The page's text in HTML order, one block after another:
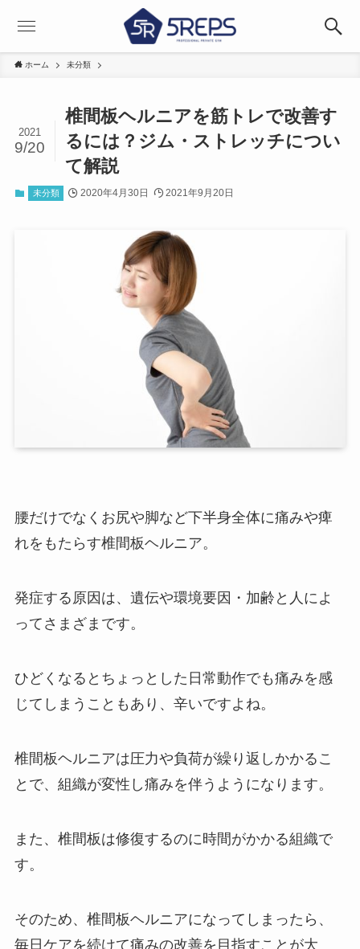
ホーム 未分類
椎間板ヘルニアを筋トレで改善す
るには？ジム・ストレッチについ
て解説
2021
9/20
未分類 2020年4月30日 2021年9月20日
腰だけでなくお尻や脚など下半身全体に痛みや痺
れをもたらす椎間板ヘルニア。
発症する原因は、遺伝や環境要因・加齢と人によ
ってさまざまです。
ひどくなるとちょっとした日常動作でも痛みを感
じてしまうこともあり、辛いですよね。
椎間板ヘルニアは圧力や負荷が繰り返しかかるこ
とで、組織が変性し痛みを伴うようになります。
また、椎間板は修復するのに時間がかかる組織で
す。
そのため、椎間板ヘルニアになってしまったら、
毎日ケアを続けて痛みの改善を目指すことが大